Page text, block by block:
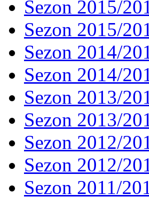
Sezon 2015/
Sezon 2015/
Sezon 2014/
Sezon 2014/
Sezon 2013/
Sezon 2013/
Sezon 2012/
Sezon 2012/
Sezon 2011/